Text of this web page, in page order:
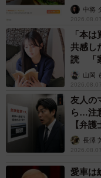
中将
2026.08.07
「本
共感し
読 「
山岡
2026.08.07
友人の
ら…注
【弁護
長澤
2026.08.07
愛車は